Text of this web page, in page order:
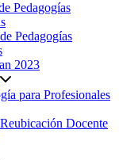
Pedagogías
Pedagogías
2023
para Profesionales
Docente